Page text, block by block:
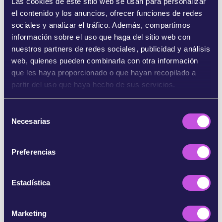
el contenido y los anuncios, ofrecer funciones de redes
sociales y analizar el tráfico. Además, compartimos
información sobre el uso que haga del sitio web con
nuestros partners de redes sociales, publicidad y análisis
web, quienes pueden combinarla con otra información
que les haya proporcionado o que hayan recopilado a
partir del uso que haya hecho de sus servicios.
Necesarias
Preferencias
Estadística
Marketing
cachalote, ambas especies en peligro de
extinción. Las elevadas velocidades a las que
navegan los barcos en la actualidad aumentan
significativamente el riesgo de colisiones, que
casi siempre acaban en muerte paras estos
animales [2].
Pero la navegación comercial tiene otros
acústica que produce se ha duplicado cada
década desde hace 60 años, creando una niebla
comunicarse, encontrar alimento y orientarse [3].
Ni siquiera las zonas marinas protegidas ofrecen
protección adecuada, ya que no se siguen las
voluntarias. En el Mediterráneo noroccidental,